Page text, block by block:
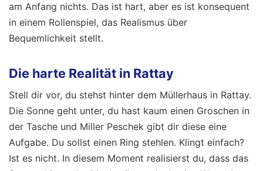
am Anfang nichts. Das ist hart, aber es ist konsequent
in einem Rollenspiel, das Realismus über
Bequemlichkeit stellt.
Die harte Realität in Rattay
Stell dir vor, du stehst hinter dem Müllerhaus in Rattay.
Die Sonne geht unter, du hast kaum einen Groschen in
der Tasche und Miller Peschek gibt dir diese eine
Aufgabe. Du sollst einen Ring stehlen. Klingt einfach?
Ist es nicht. In diesem Moment realisierst du, dass das